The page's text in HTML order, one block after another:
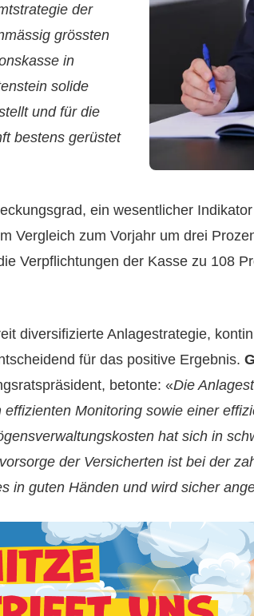
der
grössten
in
solide
und für die
bestens gerüstet
ein wesentlicher
Vergleich zum Vorjahr um drei
Verpflichtungen der Kasse zu 108
diversifizierte Anlagestrategie,
für das positive Ergebnis.
betonte: «Die
effizienten Monitoring sowie einer
hat sich in
der Versicherten ist bei der
in guten Händen und wird sicher